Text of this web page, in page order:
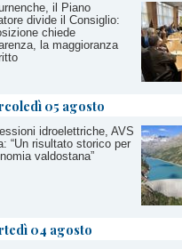
il Piano
divide il Consiglio:
chiede
la maggioranza
05 agosto
idroelettriche, AVS
“Un risultato storico per
valdostana”
04 agosto